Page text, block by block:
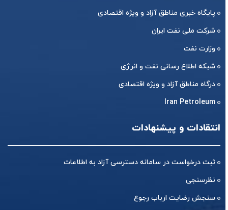
پایگاه خبری مناطق آزاد و ویژه اقتصادی
شرکت ملی نفت ایران
وزارت نفت
شبکه اطلاع رسانی نفت و انرژی
درگاه مناطق آزاد و ویژه اقتصادی
Iran Petroleum
انتقادات و پیشنهادات
ثبت درخواست در سامانه دسترسی آزاد به اطلاعات
نظرسنجی
سنجش رضایت ارباب رجوع